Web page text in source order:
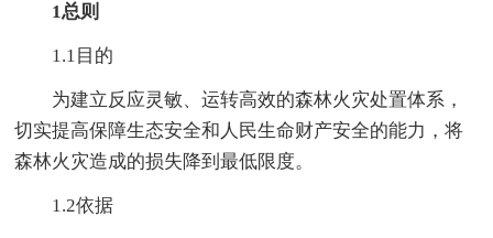
1总则
1.1目的
为建立反应灵敏、运转高效的森林火灾处置体系，
切实提高保障生态安全和人民生命财产安全的能力，将
森林火灾造成的损失降到最低限度。
1.2依据